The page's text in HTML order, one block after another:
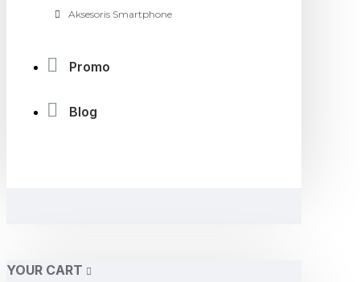
Aksesoris Smartphone
Promo
Blog
YOUR CART